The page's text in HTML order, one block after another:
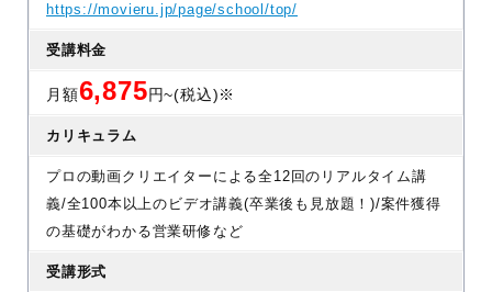
https://movieru.jp/page/school/top/
受講料金
月額6,875 円~(税込)※
カリキュラム
プロの動画クリエイターによる全12回のリアルタイム講
義/全100本以上のビデオ講義(卒業後も見放題！)/案件獲得
の基礎がわかる営業研修など
受講形式